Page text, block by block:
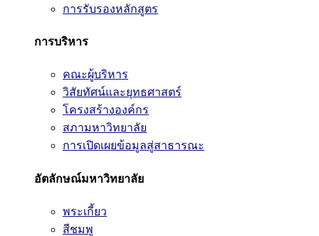
การรับรองหลักสูตร
การบริหาร
คณะผู้บริหาร
วิสัยทัศน์และยุทธศาสตร์
โครงสร้างองค์กร
สภามหาวิทยาลัย
การเปิดเผยข้อมูลสู่สาธารณะ
อัตลักษณ์มหาวิทยาลัย
พระเกี้ยว
สีชมพู